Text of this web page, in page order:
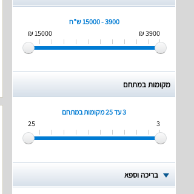
3900 - 15000 ש"ח
3900 ₪
15000 ₪
מקומות במתחם
3 עד 25
מקומות במתחם
3
25
בריכה וספא